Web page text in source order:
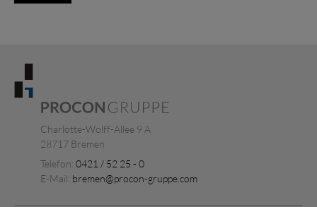
Charlotte-Wolff-Allee 9 A
28717 Bremen
Telefon: 0421 / 52 25 - 0
E-Mail: bremen@procon-gruppe.com